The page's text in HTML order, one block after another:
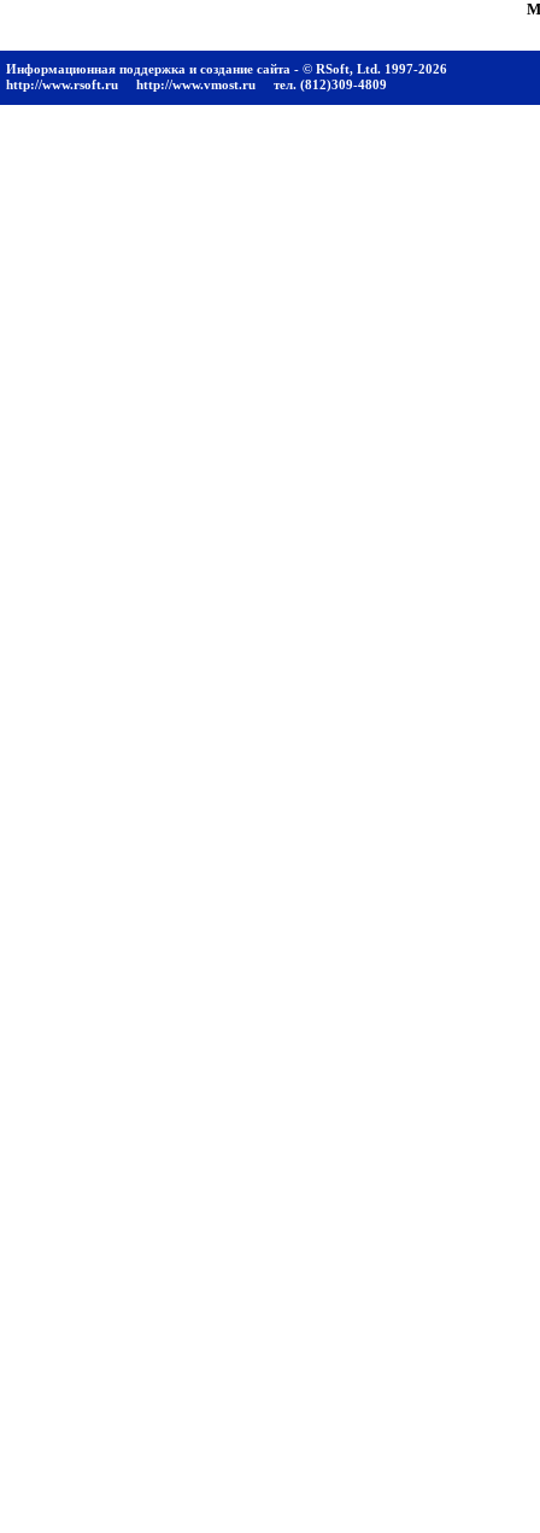
Информационная поддержка и создание сайта - © RSoft, Ltd. 1997-2026
http://www.rsoft.ru
http://www.vmost.ru тел. (812)309-4809